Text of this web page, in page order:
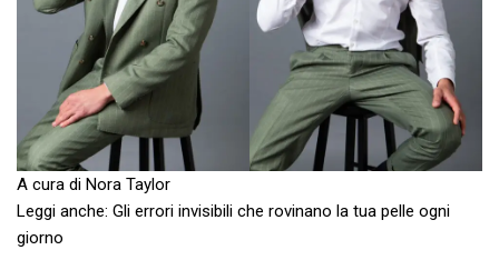
A cura di Nora Taylor
Leggi anche: Gli errori invisibili che rovinano la tua pelle ogni
giorno